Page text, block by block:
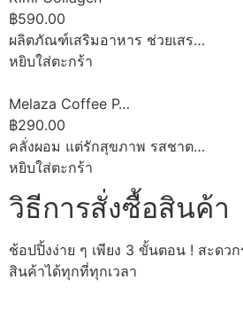
฿590.00
ผลิตภัณฑ์เสริมอาหาร ช่วยเสร…
หยิบใส่ตะกร้า
Melaza Coffee P…
฿290.00
คลั่งผอม แต่รักสุขภาพ รสชาต…
หยิบใส่ตะกร้า
วิธีการสั่งซื้อสินค้า
ช้อปปิ้งง่าย ๆ เพียง 3 ขั้นตอน ! สะดว
สินค้าได้ทุกที่ทุกเวลา